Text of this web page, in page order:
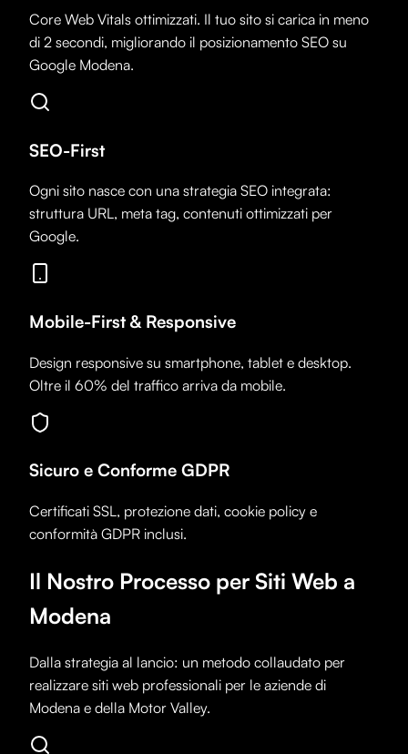
Core Web Vitals ottimizzati. Il tuo sito si carica in meno
di 2 secondi, migliorando il posizionamento SEO su
Google Modena.
SEO-First
Ogni sito nasce con una strategia SEO integrata:
struttura URL, meta tag, contenuti ottimizzati per
Google.
Mobile-First & Responsive
Design responsive su smartphone, tablet e desktop.
Oltre il 60% del traffico arriva da mobile.
Sicuro e Conforme GDPR
Certificati SSL, protezione dati, cookie policy e
conformità GDPR inclusi.
Il Nostro Processo per Siti Web a
Modena
Dalla strategia al lancio: un metodo collaudato per
realizzare siti web professionali per le aziende di
Modena e della Motor Valley.